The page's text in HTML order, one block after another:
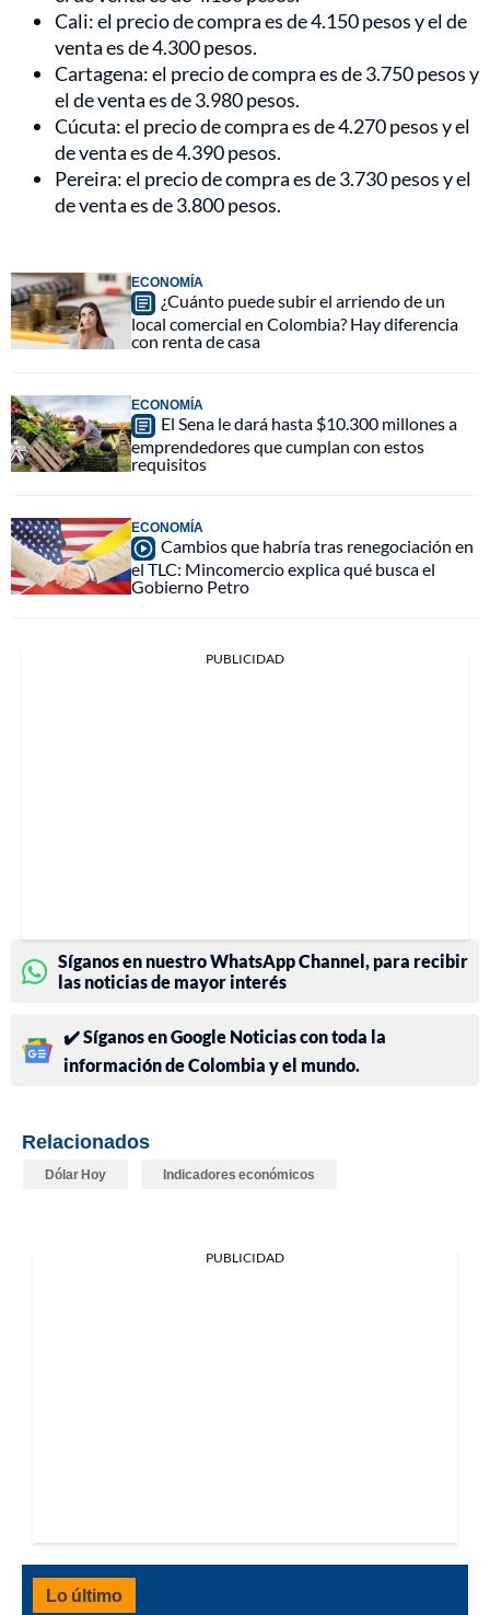
Cali: el precio de compra es de 4.150 pesos y el de
venta es de 4.300 pesos.
Cartagena: el precio de compra es de 3.750 pesos y
el de venta es de 3.980 pesos.
Cúcuta: el precio de compra es de 4.270 pesos y el
de venta es de 4.390 pesos.
Pereira: el precio de compra es de 3.730 pesos y el
de venta es de 3.800 pesos.
ECONOMÍA
¿Cuánto puede subir el arriendo de un
local comercial en Colombia? Hay diferencia
con renta de casa
ECONOMÍA
El Sena le dará hasta $10.300 millones a
emprendedores que cumplan con estos
requisitos
ECONOMÍA
Cambios que habría tras renegociación en
el TLC: Mincomercio explica qué busca el
Gobierno Petro
PUBLICIDAD
Síganos en nuestro WhatsApp Channel, para recibir
las noticias de mayor interés
✔️ Síganos en Google Noticias con toda la
información de Colombia y el mundo.
Relacionados
Dólar Hoy Indicadores económicos
PUBLICIDAD
Lo último